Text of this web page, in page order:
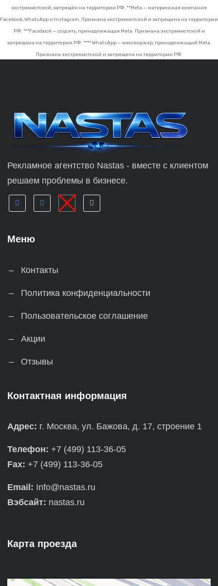
экстремистской, запрещён на территории РФ. **Meta — материнская компания
Facebook, WhatsApp и Instagram. Признана экстремистской и запрещена на территории
РФ. ***Facebook — соцсеть, принадлежащая Meta. Признана экстремистской и
запрещена на территории РФ. **** WhatsApp — мессенджер, принадлежащий Meta.
Признана экстремистской и запрещена на территории РФ.
Рекламное агентство Nastas - вместе с клиентом
решаем проблемы в бизнесе.
Меню
Контакты
Политика конфиденциальности
Пользовательское соглашение
Акции
Отзывы
Контактная информация
Адрес: г. Москва, ул. Бажова, д. 17, строение 1
Телефон: +7 (499) 113-36-05
Fax: +7 (499) 113-36-05
Email: Info@nastas.ru
Вэбсайт: nastas.ru
Карта проезда